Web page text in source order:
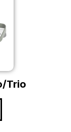
Trio